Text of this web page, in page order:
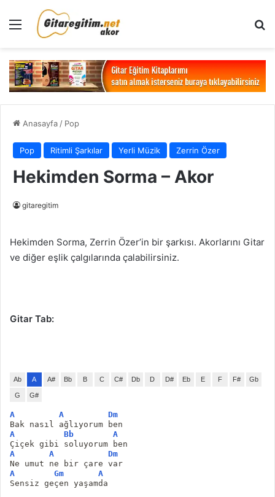
Menü
Anasayfa / Pop
Pop Ritimli Şarkılar Yerli Müzik Zerrin Özer
Hekimden Sorma – Akor
gitaregitim
Hekimden Sorma, Zerrin Özer’in bir şarkısı. Akorlarını Gitar
ve diğer eşlik çalgılarında çalabilirsiniz.
Gitar Tab:
Ab A A# Bb B C C# Db D D# Eb E F F# Gb
G G#
A A
Dm
Bak nasıl ağlıyorum ben
A
Bb
A
Çiçek gibi soluyorum ben
A
A
Dm
Ne umut ne bir çare var
A
Gm
A
Sensiz geçen yaşamda